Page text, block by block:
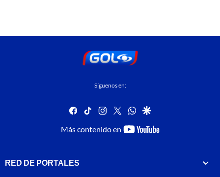
Síguenos en:
facebook
tiktok instagram
twitterwhatsapp
google
Más contenido en
youtube-
RED DE PORTALES